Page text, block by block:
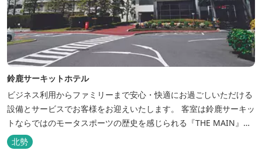
鈴鹿サーキットホテル
ビジネス利用からファミリーまで安心・快適にお過ごしいただける
設備とサービスでお客様をお迎えいたします。 客室は鈴鹿サーキッ
トならではのモータスポーツの歴史を感じられる『THE MAIN』を
はじめ、ファミリーにおすすめのキッズ・ベビーにやさしいこだわ
りの詰まった「サーキット キッズルーム」「コチラファミリールー
北勢